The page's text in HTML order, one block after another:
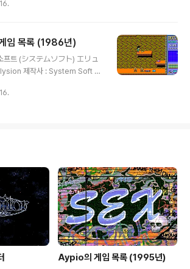
보 : ジグゾーア..
장르 : 퍼즐 등급 : 일반용 미
습니다. パズルパニック 한글,
Panic) 제작사 : System So
장르 : 퍼즐 등급 : 일반용 미디
임 목록 (1986년)
트 (システムソフト) エリュ
제작사 : System Soft 출
인, 원화 : 음악 : 추가 정보 : ロ
인, 원화 : 음악 : 추가 정보 : シ
제작사 : System Soft 출시
션 등급 : 일반용 미디어 : FD X
Aypio의 게임 목록 (1995년)